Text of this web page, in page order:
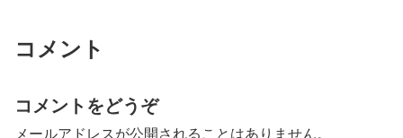
コメント
コメントをどうぞ
メールアドレスが公開されることはありません。